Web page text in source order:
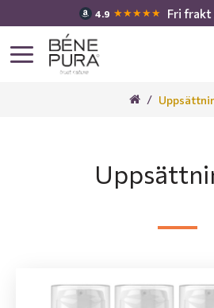
4.9 ★★★★★ Fri frakt